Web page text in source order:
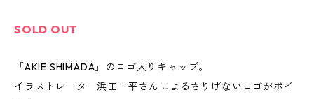
SOLD OUT
「AKIE SHIMADA」のロゴ入りキャップ。
イラストレーター浜田一平さんによるさりげないロゴがポイ